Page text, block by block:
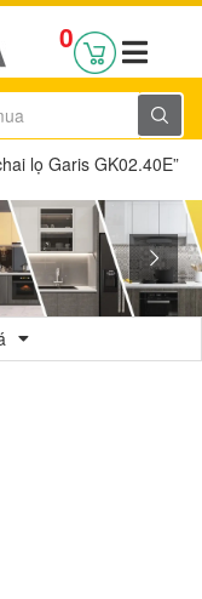
0
lọ Garis GK02.40E”